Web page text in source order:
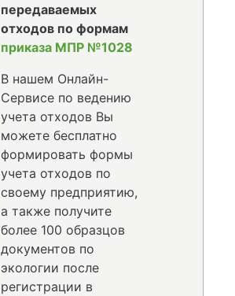
передаваемых
отходов по формам
приказа МПР №1028
В нашем Онлайн-
Сервисе по ведению
учета отходов Вы
можете бесплатно
формировать формы
учета отходов по
своему предприятию,
а также получите
более 100 образцов
документов по
экологии после
регистрации в